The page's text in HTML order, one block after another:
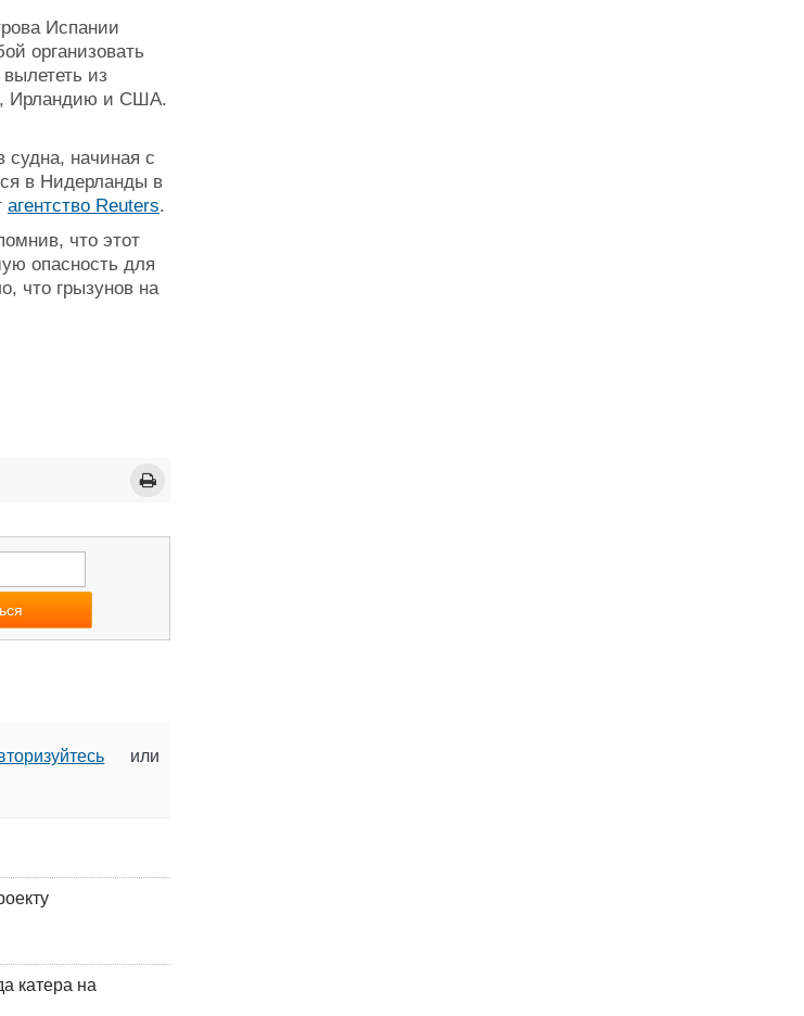
Испании
организовать
из
Ирландию и США.
судна, начиная с
в Нидерланды в
агентство Reuters.
что этот
опасность для
что грызунов на
или
катера на